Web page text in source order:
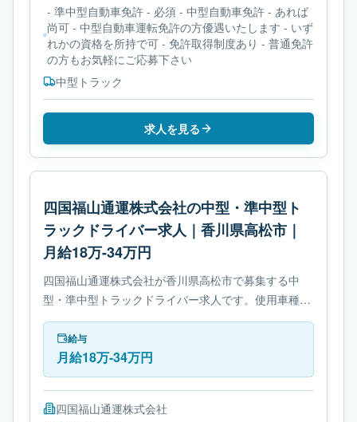
- 準中型自動車免許 - 必須 - 中型自動車免許 - あれば
尚可 - 中型自動車運転免許の方優遇いたします - いず
れかの資格を所持で可 - 免許取得制度あり - 普通免許
の方もお気軽にご応募下さい
中型トラック
求人を見る
四国福山通運株式会社の中型・準中型ト
ラックドライバー求人｜香川県高松市｜
月給18万-34万円
四国福山通運株式会社が香川県高松市で募集する中
型・準中型トラックドライバー求人です。使用車種は
中型トラックです。勤務時間は- 変形労働時間制で
す。必要免許は- 準中型自動車免許です。
給与
月給18万-34万円
四国福山通運株式会社